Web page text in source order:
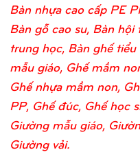
Bàn nhựa cao cấp PE
Bàn gỗ cao su, Bàn
trung học, Bàn ghế
mẫu giáo, Ghế mầm
Ghế nhựa mầm non,
PP, Ghế đúc, Ghế học
Giường mẫu giáo,
Giường vải.